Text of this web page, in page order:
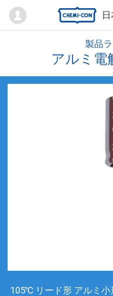
Mypage
製品
アルミ電
105℃ リード形 アルミ